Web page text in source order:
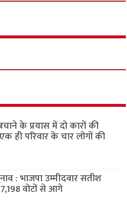
के प्रयास में दो कारों की
ही परिवार के चार लोगों की
: भाजपा उम्मीदवार सतीश
वोटों से आगे